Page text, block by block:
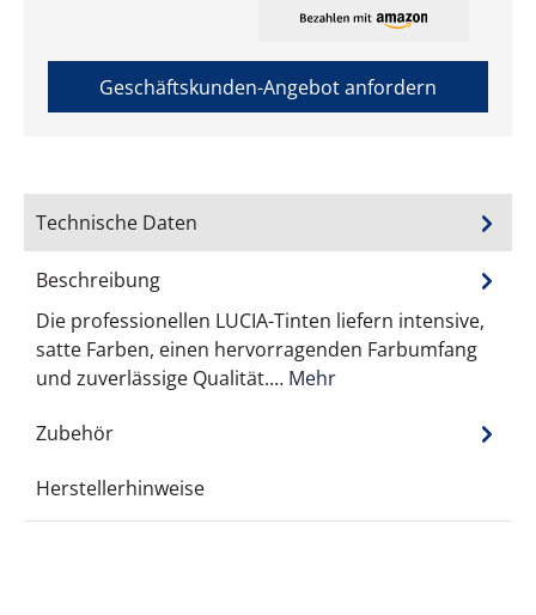
Geschäftskunden-Angebot anfordern
Technische Daten
Beschreibung
Die professionellen LUCIA-Tinten liefern intensive,
satte Farben, einen hervorragenden Farbumfang
und zuverlässige Qualität.… Mehr
Zubehör
Herstellerhinweise